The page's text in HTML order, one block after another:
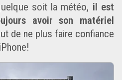
soit la météo, il est
avoir son matériel
de ne plus faire confiance